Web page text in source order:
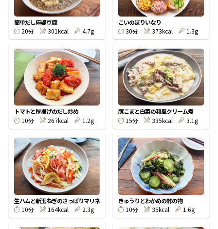
サッと鍋® 楽チン鍋®
楽チン屋® ストレートつゆ
めんつゆレシピ
割烹白だしレシピ
レシピ特設サイト
割烹白だしレシピ特集
かつおだしが決め手！簡単茶碗蒸し
簡単だし麻婆豆腐
20分
301kcal 4.7g
こいのぼりいなり
30分
373kcal 1.3g
トマトと厚揚げのだし炒め
10分
267kcal 1.2g
豚こまと白菜の和風クリーム煮
15分
335kcal 3.1g
生ハムと新玉ねぎのさっぱりマリネ
10分
164kcal 2.3g
きゅうりとわかめの酢の物
10分
35kcal 1.6g